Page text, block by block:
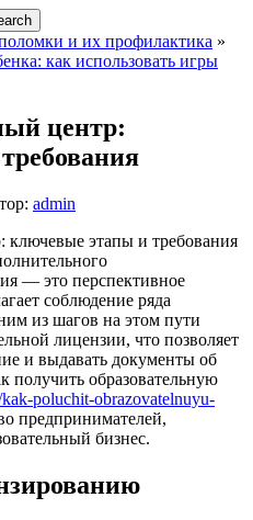
и их профилактика »
как использовать игры
центр:
admin
— это перспективное
соблюдение ряда
из шагов на этом пути
лицензии, что позволяет
и выдавать документы об
получить образовательную
poluchit-obrazovatelnuyu-
предпринимателей,
бизнес.